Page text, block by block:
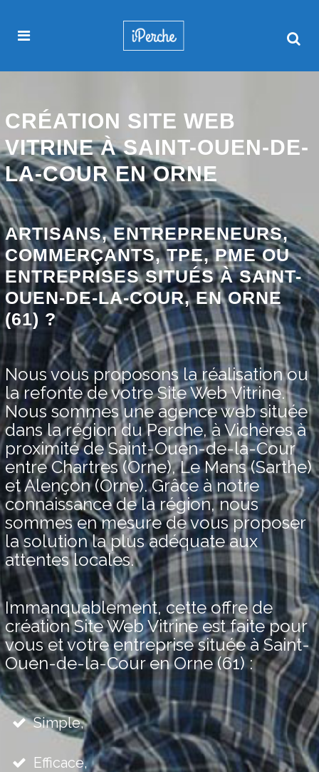
CRÉATION SITE WEB
VITRINE À SAINT-OUEN-DE-
LA-COUR EN ORNE
ARTISANS, ENTREPRENEURS,
COMMERÇANTS, TPE, PME OU
ENTREPRISES SITUÉS À SAINT-
OUEN-DE-LA-COUR, EN ORNE
(61) ?
Nous vous proposons la réalisation ou
la refonte de votre Site Web Vitrine.
Nous sommes une agence web située
dans la région du Perche, à Vichères à
proximité de Saint-Ouen-de-la-Cour
entre Chartres (Orne), Le Mans (Sarthe)
et Alençon (Orne). Grâce à notre
connaissance de la région, nous
sommes en mesure de vous proposer
la solution la plus adéquate aux
attentes locales.
Immanquablement, cette offre de
création Site Web Vitrine est faite pour
vous et votre entreprise située à Saint-
Ouen-de-la-Cour en Orne (61) :
Simple,
Efficace,